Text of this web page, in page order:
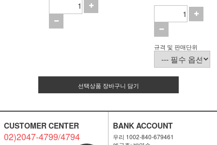
규격 및 판매단위
선택상품 장바구니 담기
CUSTOMER CENTER
02)2047-4799/4794
BANK ACCOUNT
우리 1002-840-679461